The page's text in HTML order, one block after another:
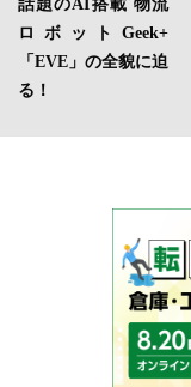
話題のAI搭載 物流
ロボットGeek+
「EVE」の全貌に迫
る！